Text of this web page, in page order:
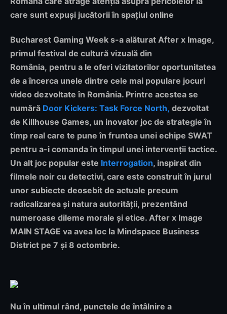
care sunt expuși jucătorii în spațiul online
Bucharest Gaming Week s-a alăturat After x Image,
primul festival de cultură vizuală din
România, pentru a le oferi vizitatorilor oportunitatea
de a încerca unele dintre cele mai populare jocuri
video dezvoltate în România. Printre acestea se
numără Door Kickers: Task Force North, dezvoltat
de Killhouse Games, un inovator joc de strategie în
timp real care te pune în fruntea unei echipe SWAT
pentru a-i comanda în timpul unei intervenții tactice.
Un alt joc popular este Interrogation, inspirat din
filmele noir cu detectivi, care este construit în jurul
unor subiecte deosebit de actuale precum
radicalizarea și natura autorității, prezentând
numeroase dileme morale și etice. After x Image
MAIN STAGE va avea loc la Mindspace Business
District pe 7 și 8 octombrie.
Nu în ultimul rând, punctele de întâlnire a